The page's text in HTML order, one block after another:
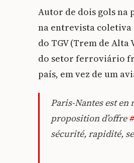
Autor de dois gols na
na entrevista
do TGV (Trem de Alta
do setor ferroviário
país, em vez de um
Paris-Nantes est en
proposition d’offre
sécurité, rapidité,